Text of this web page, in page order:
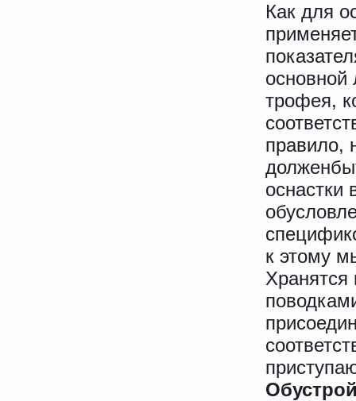
Как для
основной
трофея,
правило,
оснастки
к этому
Хранятся